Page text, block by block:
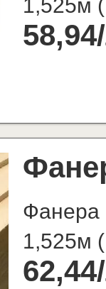
1,525м (
58,94/
1,525м (
62,44/